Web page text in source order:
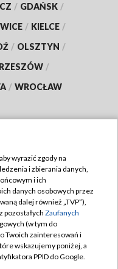
/ GDAŃSK /
/ KIELCE /
/ OLSZTYN /
RZESZÓW /
/ WROCŁAW
wyrazić zgody na
i zbierania danych,
i ich
danych osobowych przez
dalej również „TVP”),
pozostałych Zaufanych
(w tym do
Twoich zainteresowań i
wskazujemy poniżej, a
PPID do Google.